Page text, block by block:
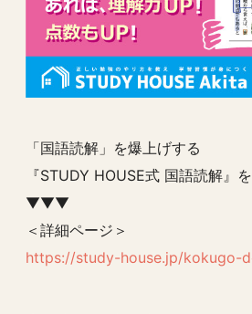
「国語読解」を爆上げする
『STUDY HOUSE式 国語読解』
▼▼▼
＜詳細ページ＞
https://study-house.jp/kokugo-